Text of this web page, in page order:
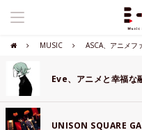
MUSIC ASCA、アニメフ
Eve、アニメと幸福な
UNISON SQUARE